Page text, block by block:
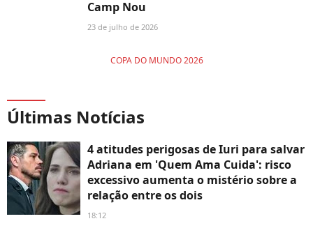
Camp Nou
23 de julho de 2026
COPA DO MUNDO 2026
Últimas Notícias
4 atitudes perigosas de Iuri para salvar
Adriana em 'Quem Ama Cuida': risco
excessivo aumenta o mistério sobre a
relação entre os dois
18:12